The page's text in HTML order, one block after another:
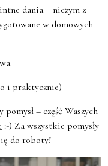
dania – niczym z
w domowych
i praktycznie)
– część Waszych
:-) Za wszystkie pomysły
do roboty!